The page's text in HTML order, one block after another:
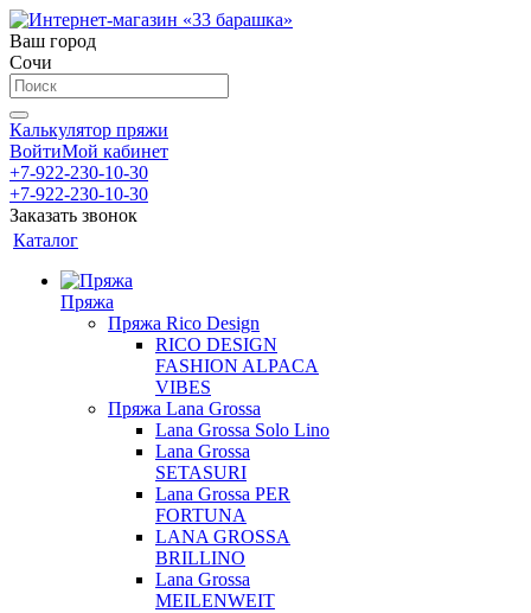
Ваш город
Сочи
Калькулятор пряжи
ВойтиМой кабинет
+7-922-230-10-30
+7-922-230-10-30
Заказать звонок
Каталог
Пряжа
Пряжа Rico Design
RICO DESIGN
FASHION ALPACA
VIBES
Пряжа Lana Grossa
Lana Grossa Solo Lino
Lana Grossa
SETASURI
Lana Grossa PER
FORTUNA
LANA GROSSA
BRILLINO
Lana Grossa
MEILENWEIT